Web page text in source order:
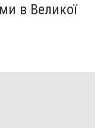
в Великої